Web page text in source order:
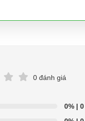
0 đánh giá
0%| 0